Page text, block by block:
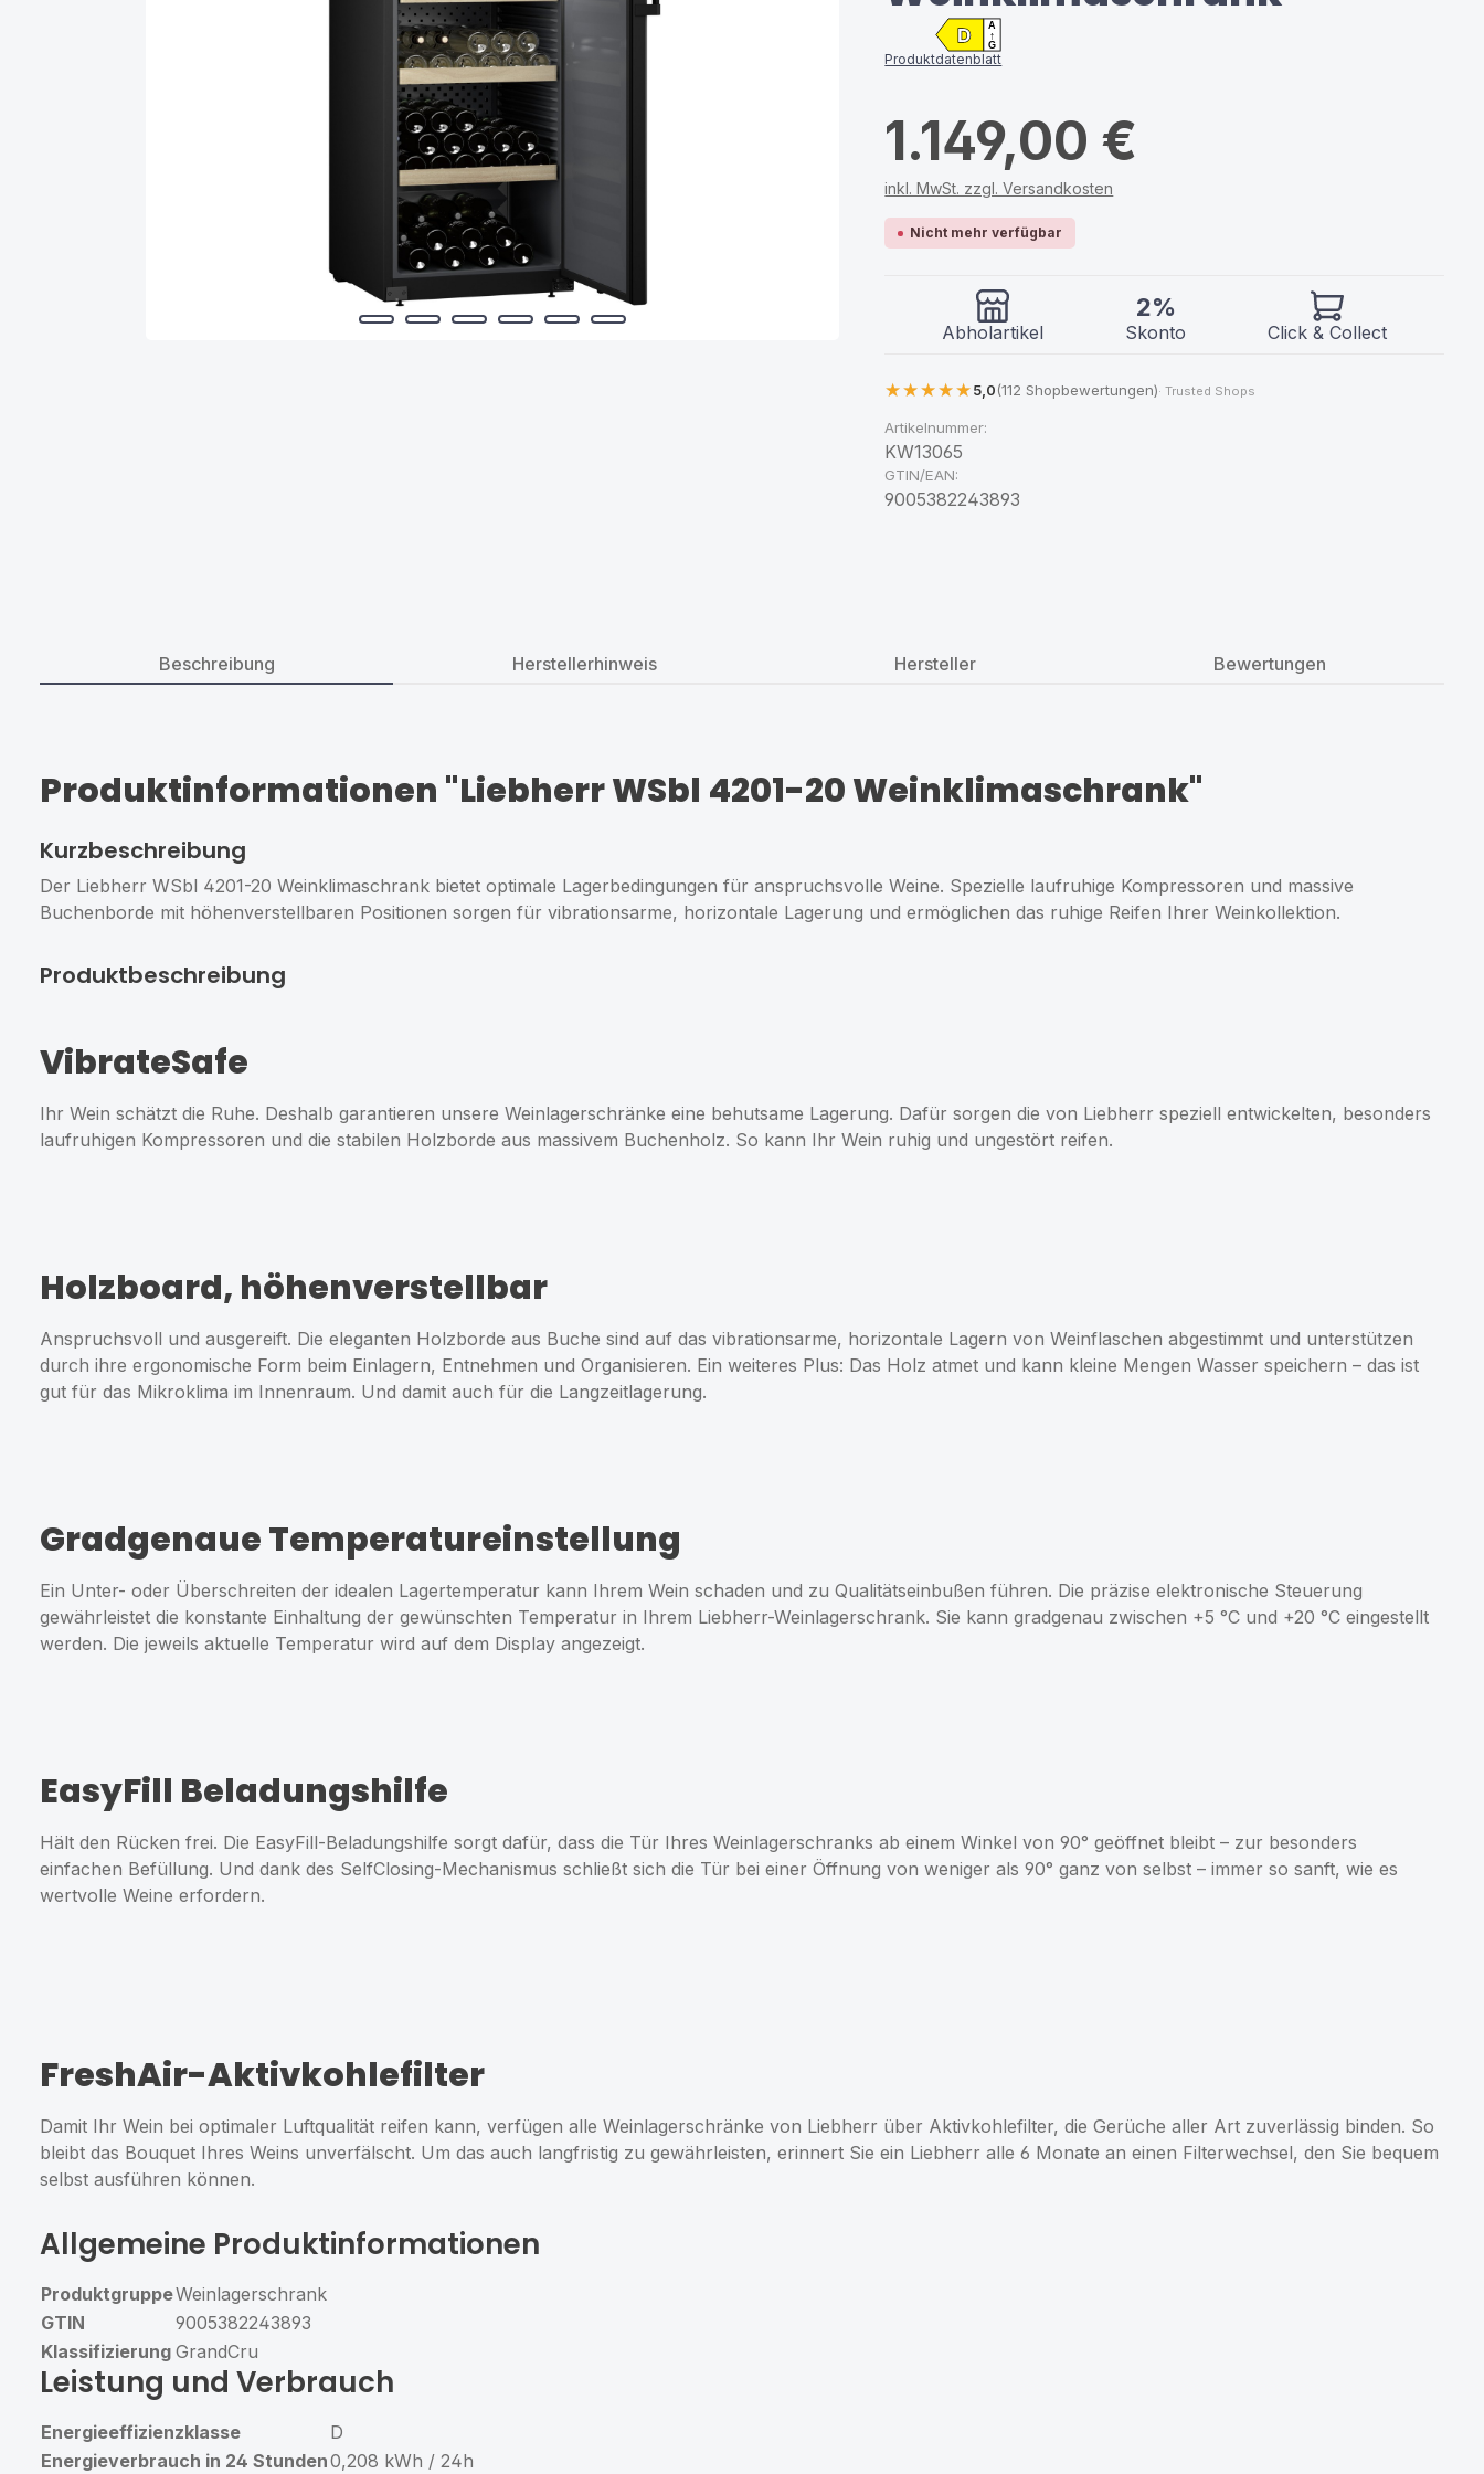
A
↑
G
D
Produktdatenblatt
1.149,00 €
inkl. MwSt. zzgl. Versandkosten
Nicht mehr verfügbar
Abholartikel
2%
Skonto Click & Collect
5,0(112 Shopbewertungen)· Trusted Shops
Artikelnummer:
KW13065
GTIN/EAN:
9005382243893
Beschreibung Herstellerhinweis Hersteller Bewertungen
Produktinformationen "Liebherr WSbl 4201-20 Weinklimaschrank"
Kurzbeschreibung
Der Liebherr WSbl 4201-20 Weinklimaschrank bietet optimale Lagerbedingungen für anspruchsvolle Weine. Spezielle laufruhige Kompressoren und massive
Buchenborde mit höhenverstellbaren Positionen sorgen für vibrationsarme, horizontale Lagerung und ermöglichen das ruhige Reifen Ihrer Weinkollektion.
Produktbeschreibung
VibrateSafe
Ihr Wein schätzt die Ruhe. Deshalb garantieren unsere Weinlagerschränke eine behutsame Lagerung. Dafür sorgen die von Liebherr speziell entwickelten, besonders
laufruhigen Kompressoren und die stabilen Holzborde aus massivem Buchenholz. So kann Ihr Wein ruhig und ungestört reifen.
Holzboard, höhenverstellbar
Anspruchsvoll und ausgereift. Die eleganten Holzborde aus Buche sind auf das vibrationsarme, horizontale Lagern von Weinflaschen abgestimmt und unterstützen
durch ihre ergonomische Form beim Einlagern, Entnehmen und Organisieren. Ein weiteres Plus: Das Holz atmet und kann kleine Mengen Wasser speichern – das ist
gut für das Mikroklima im Innenraum. Und damit auch für die Langzeitlagerung.
Gradgenaue Temperatureinstellung
Ein Unter- oder Überschreiten der idealen Lagertemperatur kann Ihrem Wein schaden und zu Qualitätseinbußen führen. Die präzise elektronische Steuerung
gewährleistet die konstante Einhaltung der gewünschten Temperatur in Ihrem Liebherr-Weinlagerschrank. Sie kann gradgenau zwischen +5 °C und +20 °C eingestellt
werden. Die jeweils aktuelle Temperatur wird auf dem Display angezeigt.
EasyFill Beladungshilfe
Hält den Rücken frei. Die EasyFill-Beladungshilfe sorgt dafür, dass die Tür Ihres Weinlagerschranks ab einem Winkel von 90° geöffnet bleibt – zur besonders
einfachen Befüllung. Und dank des SelfClosing-Mechanismus schließt sich die Tür bei einer Öffnung von weniger als 90° ganz von selbst – immer so sanft, wie es
wertvolle Weine erfordern.
FreshAir-Aktivkohlefilter
Damit Ihr Wein bei optimaler Luftqualität reifen kann, verfügen alle Weinlagerschränke von Liebherr über Aktivkohlefilter, die Gerüche aller Art zuverlässig binden. So
bleibt das Bouquet Ihres Weins unverfälscht. Um das auch langfristig zu gewährleisten, erinnert Sie ein Liebherr alle 6 Monate an einen Filterwechsel, den Sie bequem
selbst ausführen können.
Allgemeine Produktinformationen
ProduktgruppeWeinlagerschrank
GTIN
9005382243893
Klassifizierung GrandCru
Leistung und Verbrauch
Energieeffizienzklasse
D
Energieverbrauch in 24 Stunden0,208 kWh / 24h